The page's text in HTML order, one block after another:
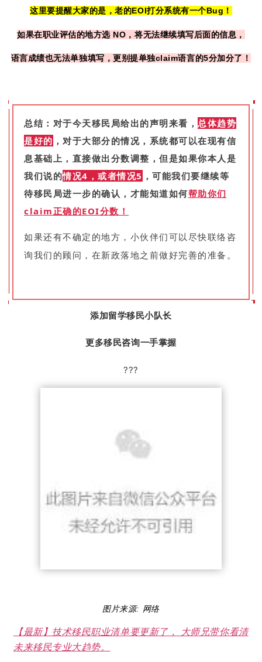
这里要提醒大家的是，老的EOI打分系统有一个Bug！
如果在职业评估的地方选 NO，将无法继续填写后面的信息，
语言成绩也无法单独填写，更别提单独claim语言的5分加分了！
总结：对于今天移民局给出的声明来看， 总体趋势
是好的 ，对于大部分的情况，系统都可以在现有信
息基础上，直接做出分数调整，但是如果你本人是
我们说的情况4，或者情况5 ，可能我们要继续等
待移民局进一步的确认，才能知道如何帮助你们
claim正确的EOI分数！
如果还有不确定的地方，小伙伴们可以尽快联络咨
询我们的顾问，在新政落地之前做好完善的准备。
添加留学移民小队长
更多移民咨询一手掌握
???
图片来源: 网络
【最新】技术移民职业清单要更新了， 大师兄带你看清
未来移民专业大趋势。